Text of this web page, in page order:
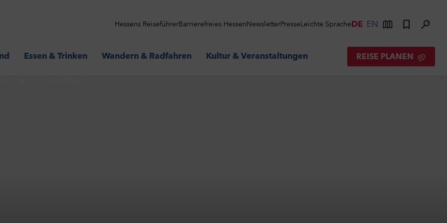
Hessens ReiseführerBarrierefreies Hessen NewsletterPresse Leichte Sprache DE EN
Essen & Trinken Wandern & Radfahren Kultur & Veranstaltungen REISE PLANEN